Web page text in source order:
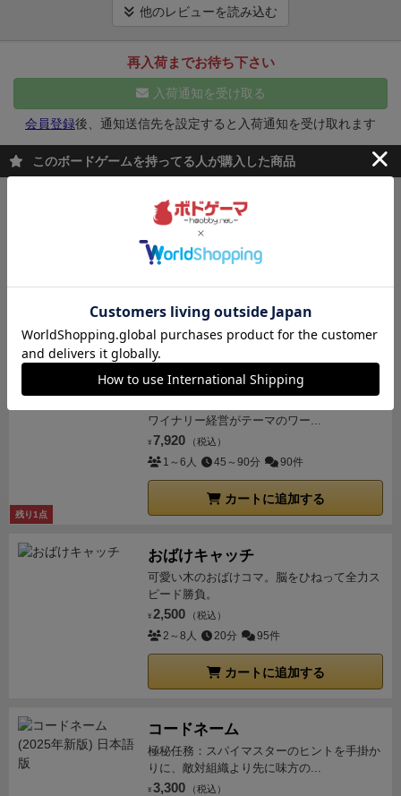
Youや5-minute Dungeonなどのリアルタイム系ゲーム
ですが、ルールが簡単でまた1枚カードを出すだけと
恥ずかしさもないため、非常にプレイしやすい人を選
ばない良いゲームと感じました。私はドラムマニアや
初音ミク ProjectDIVAなどが大好きなので、とても楽
しかったです。音が出るので場所を選ぶと思います
が、パーティなどでは活躍すること間違いなし！
つ上段はライムが2連続になっているもの。
リズムに乗りながら置いていき，なるべく同じライム
が繋がるようにしつつタイミングを見計らって
ライン（「HEY」「YO」「YEAH」「AH」が強調され
たイラストのもの）で得点にしていきます。これがパ
ンチライン。そこまで並んだ「HEY」「YO」「AH」
「YEAH」を、繋げた数だけ点数にできる。ゲームで一
度に使うカード38枚のうちパンチは各種2枚ずつしか
無いのので，ライムが長く繋がったところでタイミン
グを見計らって使いたい。が，慌てて出しどころを間
違える事もしばしば　笑
得点の一例を挙げます。
図で言うと「AH」はパンチが出せたので得点にできま
す。パンチまでAHが4つ繋がっているので，パンチも
含めて5点になります。 一方，下のYEAHはHEYで切ら
れているので，この後YEAHのパンチが出ても繋がっ
ているとは見なされません。むしろ下段はHEYを続け
た方が得点は伸びそうです。幸い上段は一旦パンチで
ただし，次何のライムを繋げるかは相談して決めたい
そうなんです。このゲーム，カードを見せ合
うのは駄目だけど 相談はOK なんです。ただしリズムが
速くどんどん「ピーッ」が押し寄せてくるため長々と
相談はできません。「YEAHまだ行ける？」「もう無
す。 冷静にゆっくりやればなんて事はないんですがリ
ズムがなかなかに急かしてくるので，慌てて置いて
「えーーーライム潰れた！」「え、そっち繋ぐの！」
場はちょっとしたパニックに襲われますが，
ないもんなんだなーって実感できます 笑こうして全
38枚のカードを置き切り，各パンチで何点取れてるか
勝利となります♪
ゲーム終了時の一例。横一列に繋げる
と相当長くなるので3列に分けています。この時は序
盤の上段「YEAH」(黄色)，中盤の下段「HEY」(青)，
は大事です。上手くコミュニケーションを取れなかっ
れを見て上手く立ち回ることも可能です。出したあと
に山札を引き忘れることが多いので余裕がある人が周
りに知らせてあげましょう。【遊んでる様子は動画を
ご覧ください。】https://youtu.be/lCFqBZbTPVk
他のレビューを読み込む
再入荷までお待ち下さい
入荷通知を受け取る
会員登録後、通知送信先を設定すると入荷通知を受け取れます
このボードゲームを持ってる人が購入した商品
キングドミノ
欲しいタイルを手に入れて、森や海、草原の
広がる自分の王国を広げよう！
3,300 （税込）
2～4人 15～20分 49件
カートに追加する
残り1点
ワイナリーの四季
ワイナリー経営がテーマのワー...
¥ 7,920 （税込）
1～6人 45～90分 90件
カートに追加する
おばけキャッチ
可愛い木のおばけコマ。脳をひねって全力ス
ピード勝負。
¥ 2,500 （税込）
2～8人 20分 95件
カートに追加する
コードネーム
極秘任務：スパイマスターのヒントを手掛か
りに、敵対組織より先に味方の...
¥ 3,300 （税込）